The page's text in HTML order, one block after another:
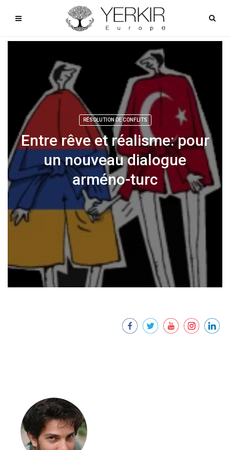
RÉSOLUTION DE CONFLITS
Entre rêve et réalisme: pour
un nouveau dialogue
arméno-turc